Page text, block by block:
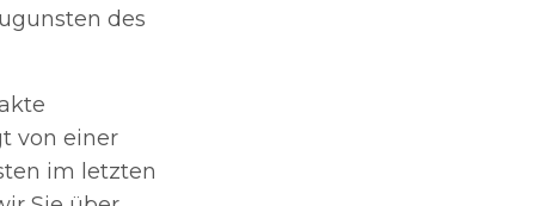
des
von einer
im letzten